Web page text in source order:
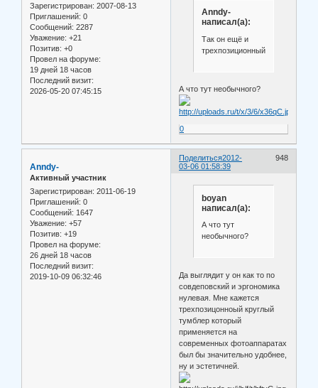
Зарегистрирован: 2007-08-13
Приглашений: 0
Сообщений: 2287
Уважение: +21
Позитив: +0
Провел на форуме:
19 дней 18 часов
Последний визит:
2026-05-20 07:45:15
Anndy-
написал(а):
Так он ещё и
трехпозиционный?
А что тут необычного?
0
Поделиться 948
2012-
03-06 01:58:39
Anndy-
Активный участник
Зарегистрирован: 2011-06-19
Приглашений: 0
Сообщений: 1647
Уважение: +57
Позитив: +19
Провел на форуме:
26 дней 18 часов
Последний визит:
2019-10-09 06:32:46
boyan
написал(а):
А что тут
необычного?
Да выглядит у он как то по
совдеповский и эргономика
нулевая. Мне кажется
трехпозицонноый круглый
тумблер который
применяется на
современных фотоаппаратах
был бы значительно удобнее,
ну и эстетичней.